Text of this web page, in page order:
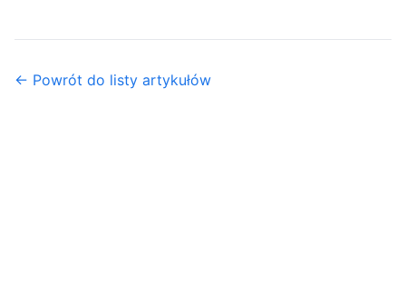
← Powrót do listy artykułów